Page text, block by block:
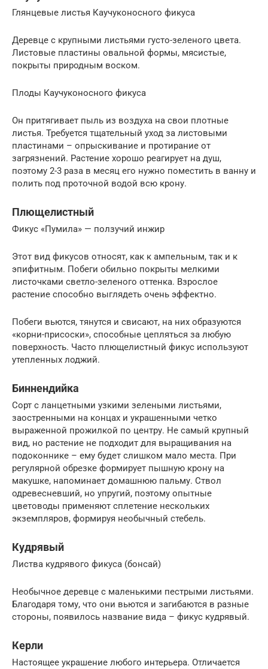
Глянцевые листья Каучуконосного фикуса
Деревце с крупными листьями густо-зеленого цвета.
Листовые пластины овальной формы, мясистые,
покрыты природным воском.
Плоды Каучуконосного фикуса
Он притягивает пыль из воздуха на свои плотные
листья. Требуется тщательный уход за листовыми
пластинами – опрыскивание и протирание от
загрязнений. Растение хорошо реагирует на душ,
поэтому 2-3 раза в месяц его нужно поместить в ванну и
полить под проточной водой всю крону.
Плющелистный
Фикус «Пумила» — ползучий инжир
Этот вид фикусов относят, как к ампельным, так и к
эпифитным. Побеги обильно покрыты мелкими
листочками светло-зеленого оттенка. Взрослое
растение способно выглядеть очень эффектно.
Побеги вьются, тянутся и свисают, на них образуются
«корни-присоски», способные цепляться за любую
поверхность. Часто плющелистный фикус используют
утепленных лоджий.
Биннендийка
Сорт с ланцетными узкими зелеными листьями,
заостренными на концах и украшенными четко
выраженной прожилкой по центру. Не самый крупный
вид, но растение не подходит для выращивания на
подоконнике – ему будет слишком мало места. При
регулярной обрезке формирует пышную крону на
макушке, напоминает домашнюю пальму. Ствол
одревесневший, но упругий, поэтому опытные
цветоводы применяют сплетение нескольких
экземпляров, формируя необычный стебель.
Кудрявый
Листва кудрявого фикуса (бонсай)
Необычное деревце с маленькими пестрыми листьями.
Благодаря тому, что они вьются и загибаются в разные
стороны, появилось название вида – фикус кудрявый.
Керли
Настоящее украшение любого интерьера. Отличается